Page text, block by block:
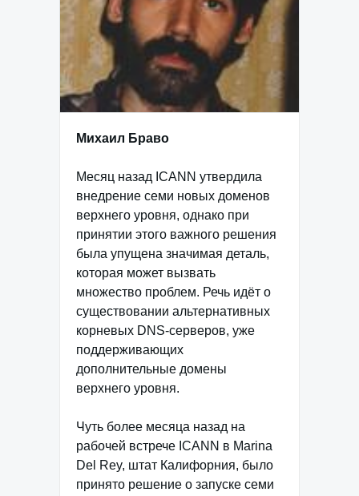
Михаил Браво
Месяц назад ICANN утвердила
внедрение семи новых доменов
верхнего уровня, однако при
принятии этого важного решения
была упущена значимая деталь,
которая может вызвать
множество проблем. Речь идёт о
существовании альтернативных
корневых DNS-серверов, уже
поддерживающих
дополнительные домены
верхнего уровня.
Чуть более месяца назад на
рабочей встрече ICANN в Marina
Del Rey, штат Калифорния, было
принято решение о запуске семи